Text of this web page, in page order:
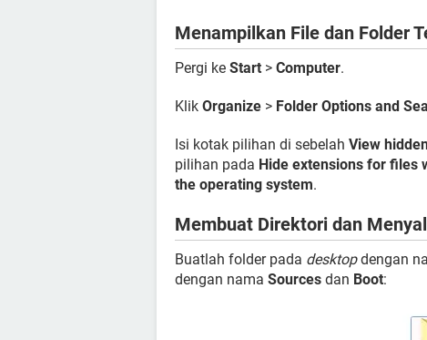
Menampilkan File dan Folder
Pergi ke Start > Computer.
Klik Organize > Folder Options and
Isi kotak pilihan di sebelah View
pilihan pada Hide extensions for files
the operating system.
Membuat Direktori dan
Buatlah folder pada desktopdengan
dengan nama Sources dan Boot: